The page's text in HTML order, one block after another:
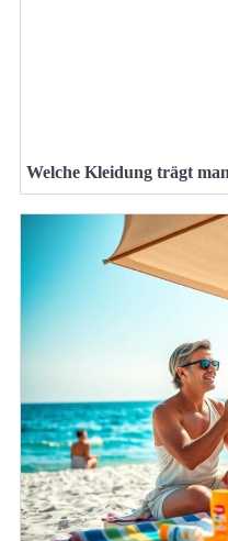
Welche Kleidung trägt